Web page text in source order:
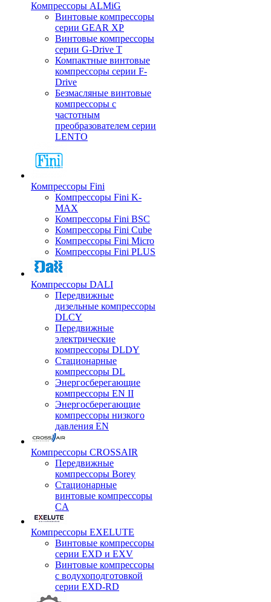
Компрессоры ALMiG
Винтовые компрессоры
серии GEAR XP
Винтовые компрессоры
серии G-Drive T
Компактные винтовые
компрессоры серии F-
Drive
Безмасляные винтовые
компрессоры с
частотным
преобразователем серии
LENTO
Компрессоры Fini
Компрессоры Fini K-
MAX
Компрессоры Fini BSC
Компрессоры Fini Cube
Компрессоры Fini Micro
Компрессоры Fini PLUS
Компрессоры DALI
Передвижные
дизельные компрессоры
DLCY
Передвижные
электрические
компрессоры DLDY
Стационарные
компрессоры DL
Энергосберегающие
компрессоры EN II
Энергосберегающие
компрессоры низкого
давления EN
Компрессоры CROSSAIR
Передвижные
компрессоры Borey
Стационарные
винтовые компрессоры
CA
Компрессоры EXELUTE
Винтовые компрессоры
серии EXD и EXV
Винтовые компрессоры
с водухоподготовкой
серии EXD-RD